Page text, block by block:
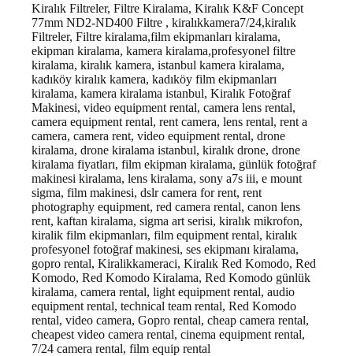
Kiralık Filtreler, Filtre Kiralama, Kiralık K&F Concept
77mm ND2-ND400 Filtre , kiralıkkamera7/24,kiralık
Filtreler, Filtre kiralama,film ekipmanları kiralama,
ekipman kiralama, kamera kiralama,profesyonel filtre
kiralama, kiralık kamera, istanbul kamera kiralama,
kadıköy kiralık kamera, kadıköy film ekipmanları
kiralama, kamera kiralama istanbul, Kiralık Fotoğraf
Makinesi, video equipment rental, camera lens rental,
camera equipment rental, rent camera, lens rental, rent a
camera, camera rent, video equipment rental, drone
kiralama, drone kiralama istanbul, kiralık drone, drone
kiralama fiyatları, film ekipman kiralama, günlük fotoğraf
makinesi kiralama, lens kiralama, sony a7s iii, e mount
sigma, film makinesi, dslr camera for rent, rent
photography equipment, red camera rental, canon lens
rent, kaftan kiralama, sigma art serisi, kiralık mikrofon,
kiralik film ekipmanları, film equipment rental, kiralık
profesyonel fotoğraf makinesi, ses ekipmanı kiralama,
gopro rental, Kiralikkameraci, Kiralık Red Komodo, Red
Komodo, Red Komodo Kiralama, Red Komodo günlük
kiralama, camera rental, light equipment rental, audio
equipment rental, technical team rental, Red Komodo
rental, video camera, Gopro rental, cheap camera rental,
cheapest video camera rental, cinema equipment rental,
7/24 camera rental, film equip rental